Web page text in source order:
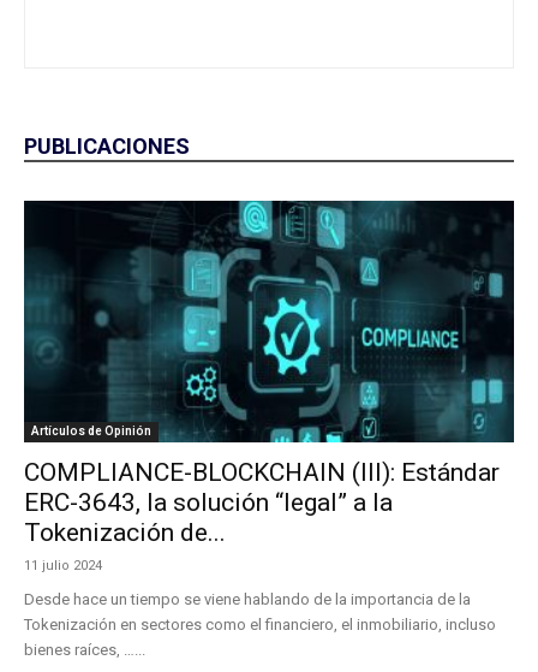
PUBLICACIONES
Artículos de Opinión
COMPLIANCE-BLOCKCHAIN (III): Estándar
ERC-3643, la solución “legal” a la
Tokenización de...
11 julio 2024
Desde hace un tiempo se viene hablando de la importancia de la
Tokenización en sectores como el financiero, el inmobiliario, incluso
bienes raíces, …...